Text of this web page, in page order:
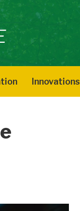
Innovations